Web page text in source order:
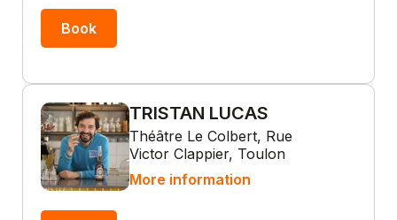
Book
TRISTAN LUCAS
Théâtre Le Colbert, Rue
Victor Clappier, Toulon
More information